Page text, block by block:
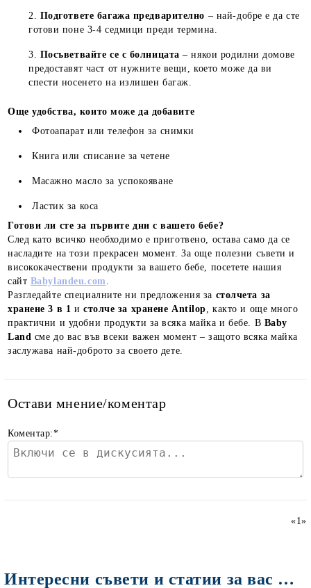
Подгответе багажа предварително – най-добре е да сте
готови поне 3-4 седмици преди терминa.
Посъветвайте се с болницата – някои родилни домове
предоставят част от нужните вещи, което може да ви
спести носенето на излишен багаж.
Още удобства, които може да добавите
Фотоапарат или телефон за снимки
Книгa или списание за четене
Масажно масло за успокояване
Ластик за коса
Готови ли сте за първите дни с вашето бебе?
След като всичко необходимо е приготвено, остава само да се
насладите на този прекрасен момент. За още полезни съвети и
висококачествени продукти за вашето бебе, посетете нашия
сайт Babylandeu.com .
Разгледайте специалните ни предложения за столчета за
хранене 3 в 1 и столче за хранене Antilop, както и още много
практични и удобни продукти за всяка майка и бебе. В Baby
Land сме до вас във всеки важен момент – защото всяка майка
заслужава най-доброто за своето дете.
Остави мнение/коментар
Коментар:*
«1»
Интересни съвети и статии за вас Мами